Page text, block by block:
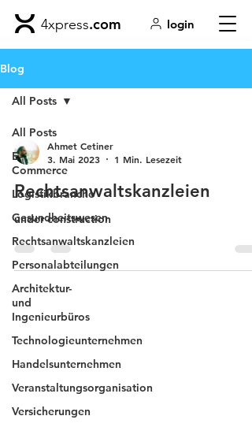
4xpress.com login
Blog
All Posts
E-
Commerce
Logistikbranche
Gesundheitswesen
Rechtsanwaltskanzleien
Personalabteilungen
Architektur-
und
Ingenieurbüros
Technologieunternehmen
Handelsunternehmen
Veranstaltungsorganisation
Versicherungen
All Posts
Ahmet Cetiner
3. Mai 2023
1 Min. Lesezeit
Rechtsanwaltskanzleien
under construction